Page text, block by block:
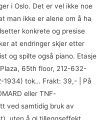
i Oslo. Det er vel ikke noe
man ikke er alene om å ha
konkrete og presise
at endringer skjer etter
og spilte også piano. Etasje
65th floor, 212-632-
1934) tok… Frakt: 39,- | På
eller TNF-
ved samtidig bruk av